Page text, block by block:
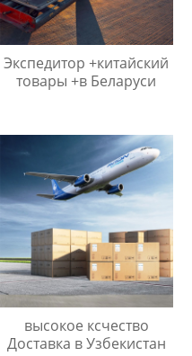
Экспедитор +китайский
товары +в Беларуси
высокое ксчество
Доставка в Узбекистан